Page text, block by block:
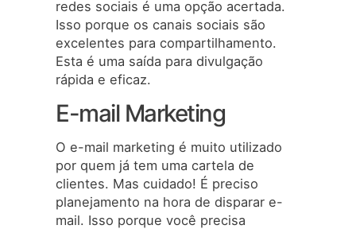
redes sociais é uma opção acertada.
Isso porque os canais sociais são
excelentes para compartilhamento.
Esta é uma saída para divulgação
rápida e eficaz.
E-mail Marketing
O e-mail marketing é muito utilizado
por quem já tem uma cartela de
clientes. Mas cuidado! É preciso
planejamento na hora de disparar e-
mail. Isso porque você precisa